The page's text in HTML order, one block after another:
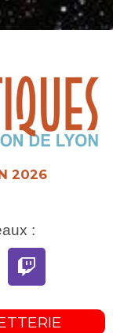
2026
:
Twitch